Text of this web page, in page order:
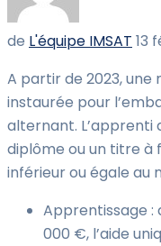
de L'équipe IMSAT 13
A partir de 2023, une
instaurée pour
alternant.
diplôme ou un titre à
inférieur ou égale au
Apprentissage :
000 €, l’aide